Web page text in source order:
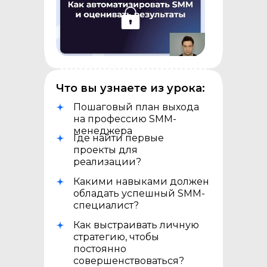
Что вы узнаете из урока:
Пошаговый план выхода
на профессию SMM-
менеджера
Где найти первые
проекты для
реализации?
Какими навыками должен
обладать успешный SMM-
специалист?
Как выстраивать личную
стратегию, чтобы
постоянно
совершенствоваться?